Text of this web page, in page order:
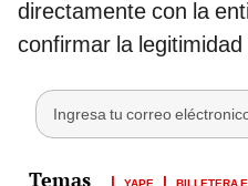
directamente con la
confirmar la
YAPE BILLETERA